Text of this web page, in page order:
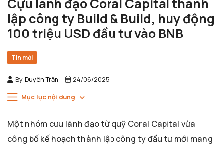
Cựu lãnh đạo Coral Capital thành
lập công ty Build & Build, huy động
100 triệu USD đầu tư vào BNB
Tin mới
By Duyên Trần 24/06/2025
Mục lục nội dung
Một nhóm cựu lãnh đạo từ quỹ Coral Capital vừa
công bố kế hoạch thành lập công ty đầu tư mới mang